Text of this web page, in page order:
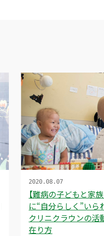
【難病の子どもと家
に“自分らしく”いら
クリニクラウンの活
在り方
2020.08.07